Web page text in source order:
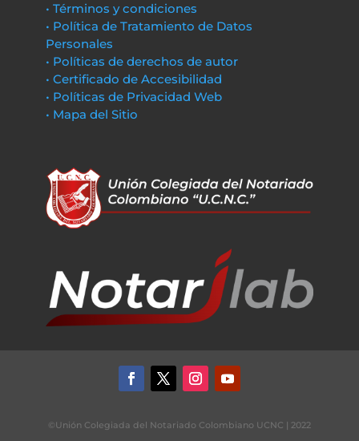
• Términos y condiciones
• Política de Tratamiento de Datos
Personales
• Políticas de derechos de autor
• Certificado de Accesibilidad
• Políticas de Privacidad Web
• Mapa del Sitio
©Unión Colegiada del Notariado Colombiano UCNC | 2022